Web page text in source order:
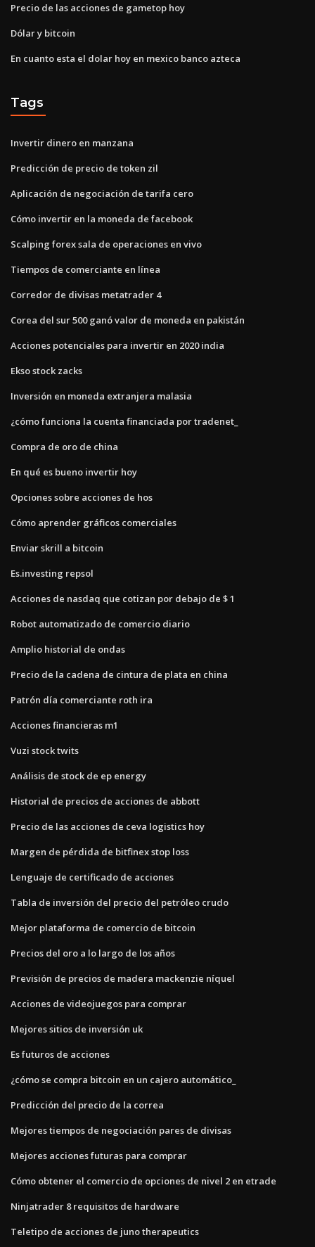
Precio de las acciones de gametop hoy
Dólar y bitcoin
En cuanto esta el dolar hoy en mexico banco azteca
Tags
Invertir dinero en manzana
Predicción de precio de token zil
Aplicación de negociación de tarifa cero
Cómo invertir en la moneda de facebook
Scalping forex sala de operaciones en vivo
Tiempos de comerciante en línea
Corredor de divisas metatrader 4
Corea del sur 500 ganó valor de moneda en pakistán
Acciones potenciales para invertir en 2020 india
Ekso stock zacks
Inversión en moneda extranjera malasia
¿cómo funciona la cuenta financiada por tradenet_
Compra de oro de china
En qué es bueno invertir hoy
Opciones sobre acciones de hos
Cómo aprender gráficos comerciales
Enviar skrill a bitcoin
Es.investing repsol
Acciones de nasdaq que cotizan por debajo de $ 1
Robot automatizado de comercio diario
Amplio historial de ondas
Precio de la cadena de cintura de plata en china
Patrón día comerciante roth ira
Acciones financieras m1
Vuzi stock twits
Análisis de stock de ep energy
Historial de precios de acciones de abbott
Precio de las acciones de ceva logistics hoy
Margen de pérdida de bitfinex stop loss
Lenguaje de certificado de acciones
Tabla de inversión del precio del petróleo crudo
Mejor plataforma de comercio de bitcoin
Precios del oro a lo largo de los años
Previsión de precios de madera mackenzie níquel
Acciones de videojuegos para comprar
Mejores sitios de inversión uk
Es futuros de acciones
¿cómo se compra bitcoin en un cajero automático_
Predicción del precio de la correa
Mejores tiempos de negociación pares de divisas
Mejores acciones futuras para comprar
Cómo obtener el comercio de opciones de nivel 2 en etrade
Ninjatrader 8 requisitos de hardware
Teletipo de acciones de juno therapeutics